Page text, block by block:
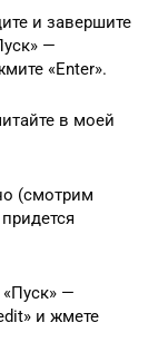
и завершите
—
«Enter».
в моей
(смотрим
—
и жмете